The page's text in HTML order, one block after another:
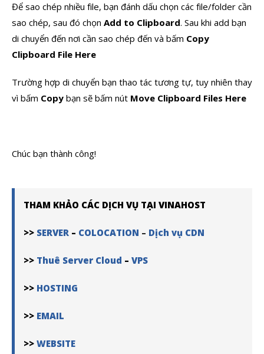
Để sao chép nhiều file, bạn đánh dấu chọn các file/folder cần
sao chép, sau đó chọn Add to Clipboard. Sau khi add bạn
di chuyển đến nơi cần sao chép đến và bấm Copy
Clipboard File Here
Trường hợp di chuyển bạn thao tác tương tự, tuy nhiên thay
vì bấm Copy bạn sẽ bấm nút Move Clipboard Files Here
Chúc bạn thành công!
THAM KHẢO CÁC DỊCH VỤ TẠI VINAHOST
>> SERVER – COLOCATION – Dịch vụ CDN
>> Thuê Server Cloud – VPS
>> HOSTING
>> EMAIL
>> WEBSITE